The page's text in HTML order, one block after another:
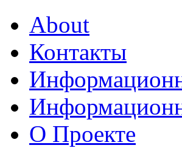
About
Контакты
О Проекте